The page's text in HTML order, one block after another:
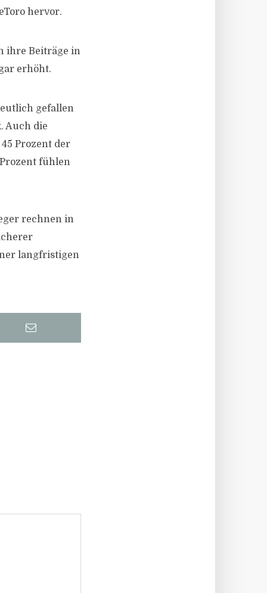
hervor.
ihre Beiträge in
erhöht.
gefallen
Auch die
Prozent der
fühlen
rechnen in
langfristigen